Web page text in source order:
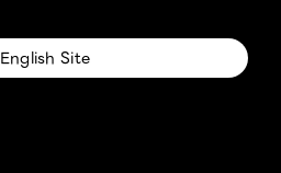
English Site